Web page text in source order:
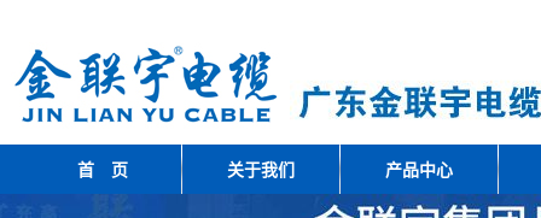
首 页 关于我们 产品中心